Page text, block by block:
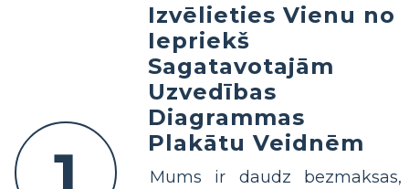
Izvēlieties Vienu no
Iepriekš
Sagatavotajām
Uzvedības
Diagrammas
Plakātu Veidnēm
Mums ir daudz bezmaksas,